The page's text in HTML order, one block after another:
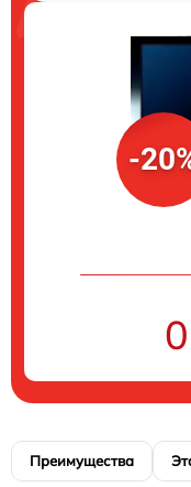
-
Преимущества